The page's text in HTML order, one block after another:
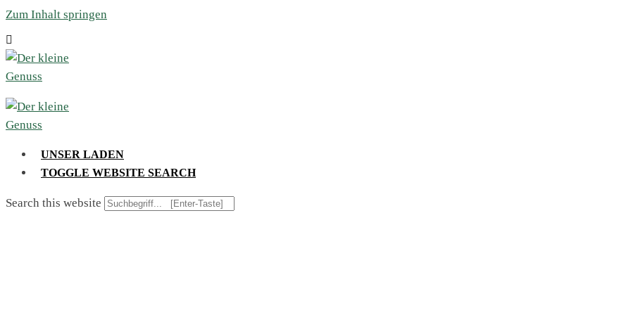
Zum Inhalt springen
UNSER LADEN
TOGGLE WEBSITE SEARCH
Search this website